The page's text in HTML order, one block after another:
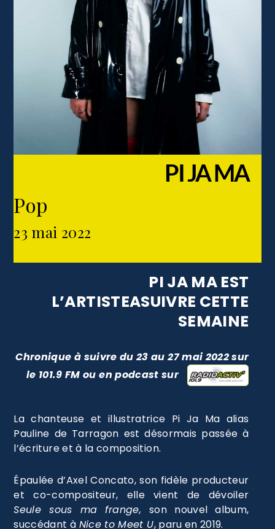
PI JA MA
Pop
23 mai 2022
PI JA MA EST
L’ARTISTEASUIVRE CETTE
SEMAINE
Chronique à suivre du 23 au 27 mai 2022 sur
le 101.9 FM ou en podcast sur
La chanteuse et illustratrice Pi Ja Ma alias
Pauline de Tarragon est désormais passée à
l’écriture et à la composition.
Épaulée d’Axel Concato, son fidèle producteur
et co-compositeur, elle vient de dévoiler
Seule sous ma frange,son nouvel album,
succédant à Nice to Meet U, paru en 2019.